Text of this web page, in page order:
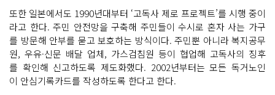
또한 일본에서도 1990년대부터 ‘고독사 제로 프로젝트’를 시행 중이
라고 한다. 주민 안전망을 구축해 주민들이 수시로 혼자 사는 가구
를 방문해 안부를 묻고 보호하는 방식이다. 주민뿐 아니라 복지공무
원, 우유·신문 배달 업체, 가스검침원 등이 협업해 고독사의 징후
를 확인해 신고하도록 제도화했다. 2002년부터는 모든 독거노인
이 안심기록카드를 작성하도록 한다고 한다.